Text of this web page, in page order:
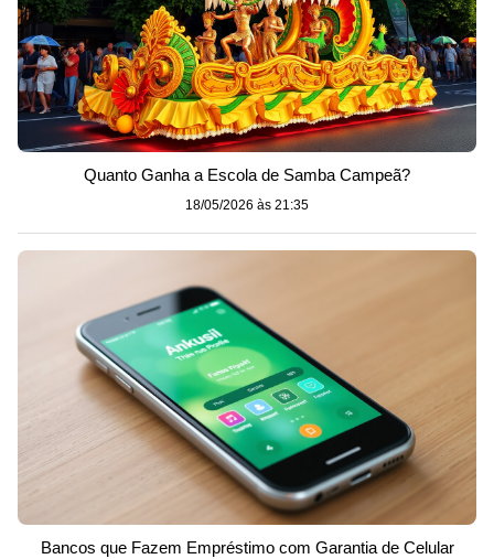
Quanto Ganha a Escola de Samba Campeã?
18/05/2026 às 21:35
Bancos que Fazem Empréstimo com Garantia de Celular